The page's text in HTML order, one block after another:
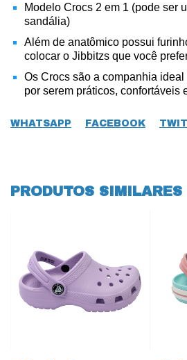
Modelo Crocs 2 em 1 (pode ser
sandália)
Além de anatômico possui
colocar o Jibbitzs que você
Os Crocs são a companhia
por serem práticos, confortáveis
WHATSAPP FACEBOOK
PRODUTOS SIMILARES